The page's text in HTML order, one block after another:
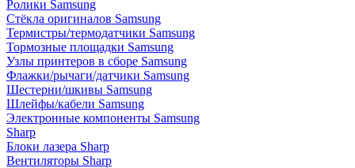
Ролики Samsung
Стёкла оригиналов Samsung
Термистры/термодатчики Samsung
Тормозные площадки Samsung
Узлы принтеров в сборе Samsung
Флажки/рычаги/датчики Samsung
Шестерни/шкивы Samsung
Шлейфы/кабели Samsung
Электронные компоненты Samsung
Sharp
Блоки лазера Sharp
Вентиляторы Sharp